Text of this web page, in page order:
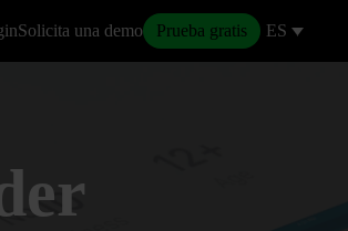
Solicita una demo Prueba gratis ES